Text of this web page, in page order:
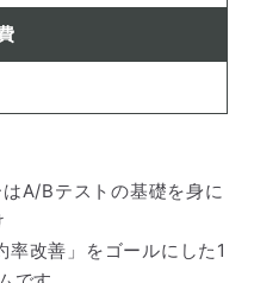
A/Bテストの基礎を身に
改善」をゴールにした1